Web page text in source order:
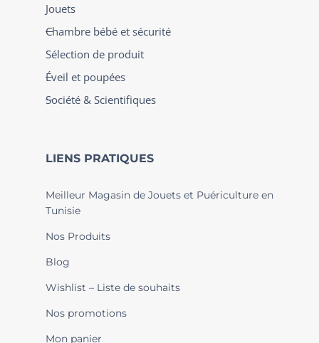
Jouets
Chambre bébé et sécurité
Sélection de produit
Éveil et poupées
Société & Scientifiques
LIENS PRATIQUES
Meilleur Magasin de Jouets et Puériculture en
Tunisie
Nos Produits
Blog
Wishlist – Liste de souhaits
Nos promotions
Mon panier